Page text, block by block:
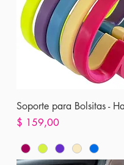
Soporte para Bolsitas -
Precio
$ 159,00